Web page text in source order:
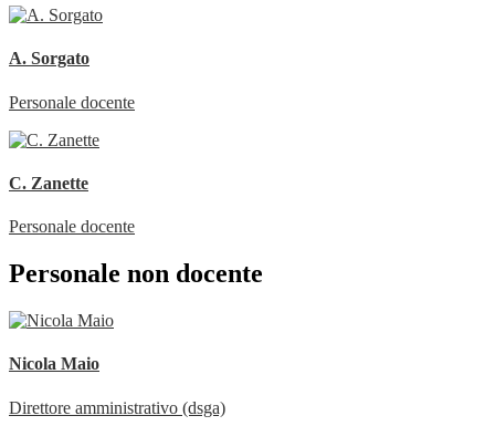
A. Sorgato
Personale docente
C. Zanette
Personale docente
Personale non docente
Nicola Maio
Direttore amministrativo (dsga)